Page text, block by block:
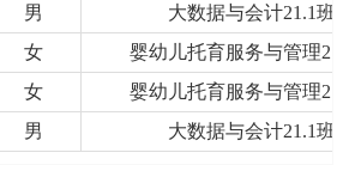
男
大数据与会计21.1班
女
婴幼儿托育服务与管理21.3
女
婴幼儿托育服务与管理21.4
男 大数据与会计21.1班